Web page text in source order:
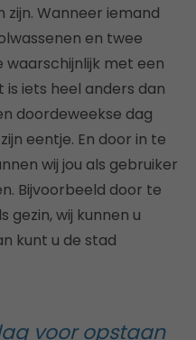
Wanneer iemand
en twee
waarschijnlijk met een
iets heel anders dan
doordeweekse dag
eentje. En door in te
wij jou als gebruiker
Bijvoorbeeld door te
gezin, wij kunnen u
kunt u de stad
voor opstaan